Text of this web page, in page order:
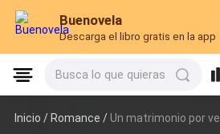
Buenovela
Descarga el libro gratis en la app
Busca lo que quieras
Inicio /Romance / Un matrimonio por